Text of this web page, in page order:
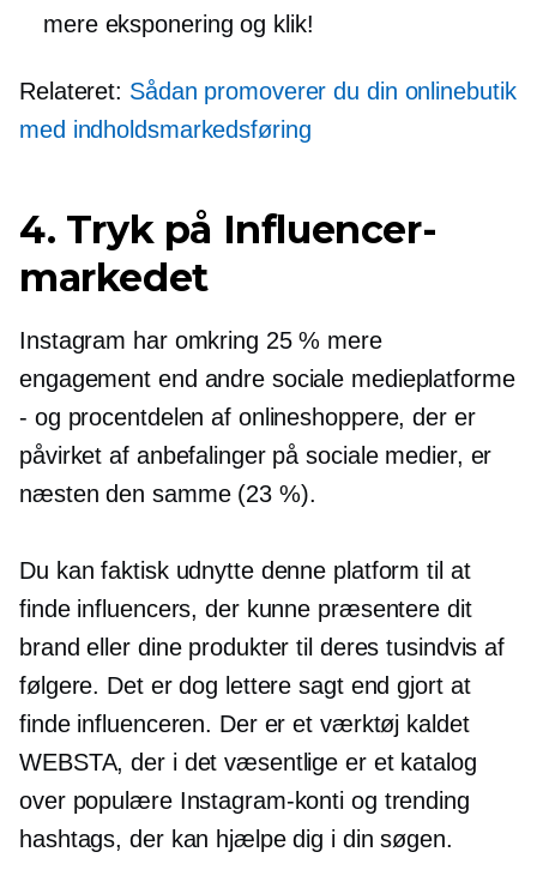
mere eksponering og klik!
Relateret: Sådan promoverer du din onlinebutik
med indholdsmarkedsføring
4. Tryk på Influencer-
markedet
Instagram har omkring 25 % mere
engagement end andre sociale medieplatforme
- og procentdelen af ​​onlineshoppere, der er
påvirket af anbefalinger på sociale medier, er
næsten den samme (23 %).
Du kan faktisk udnytte denne platform til at
finde influencers, der kunne præsentere dit
brand eller dine produkter til deres tusindvis af
følgere. Det er dog lettere sagt end gjort at
finde influenceren. Der er et værktøj kaldet
WEBSTA, der i det væsentlige er et katalog
over populære Instagram-konti og trending
hashtags, der kan hjælpe dig i din søgen.